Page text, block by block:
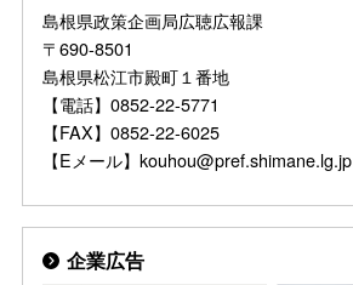
島根県政策企画局広聴広報課
〒690-8501
島根県松江市殿町１番地
【電話】0852-22-5771
【FAX】0852-22-6025
【Eメール】kouhou@pref.shimane.lg.jp
企業広告